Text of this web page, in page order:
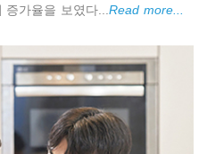
증가율을 보였다...Read more...